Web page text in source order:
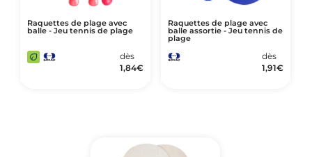
Raquettes de plage avec
balle - Jeu tennis de plage
dès
1,84€
Raquettes de plage avec
balle assortie - Jeu tennis de
plage
dès
1,91€